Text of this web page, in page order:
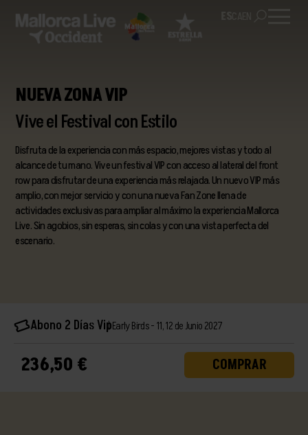
NUEVA ZONA VIP
Vive el Festival con Estilo
Disfruta de la experiencia con más espacio, mejores vistas y todo al
alcance de tu mano. Vive un festival VIP con acceso al lateral del front
row para disfrutar de una experiencia más relajada. Un nuevo VIP más
amplio, con mejor servicio y con una nueva Fan Zone llena de
actividades exclusivas para ampliar al máximo la experiencia Mallorca
Live. Sin agobios, sin esperas, sin colas y con una vista perfecta del
escenario.
Abono 2 Días VipEarly Birds - 11, 12 de Junio 2027
236,50 € COMPRAR